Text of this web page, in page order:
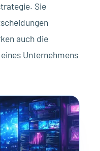
Sie
auch die
Unternehmens